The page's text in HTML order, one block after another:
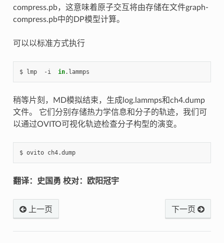
compress.pb，这意味着原子交互将由存储在文件graph-
compress.pb中的DP模型计算。
可以以标准方式执行
$ lmp  -i in
稍等片刻，MD模拟结束，生成log.lammps和ch4.dump
文件。 它们分别存储热力学信息和分子的轨迹，我们可
以通过OVITO可视化轨迹检查分子构型的演变。
$ ovito ch4.dump
翻译：史国勇 校对：欧阳冠宇
上一页 下一页